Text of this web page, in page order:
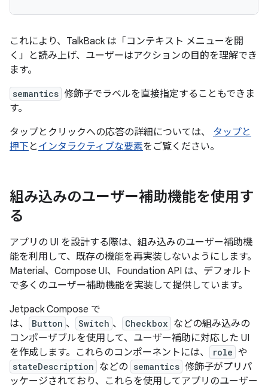
これにより、TalkBack は「コンテキスト メニューを開
く」と読み上げ、ユーザーはアクションの目的を理解でき
ます。
semantics 修飾子でラベルを直接指定することもできま
す。
タップとクリックへの応答の詳細については、 タップと
押下 と インタラクティブな要素をご覧ください。
組み込みのユーザー補助機能を使用す
る
アプリの UI を設計する際は、組み込みのユーザー補助機
能を利用して、既存の機能を再実装しないようにします。
Material、Compose UI、Foundation API は、デフォルト
で多くのユーザー補助機能を実装して提供しています。
Jetpack Compose で
は、
Button 、 Switch 、 Checkbox などの組み込みの
コンポーザブルを使用して、ユーザー補助に対応した UI
を作成します。これらのコンポーネントには、
role や
stateDescription などの semantics 修飾子がプリパ
ッケージされており、これらを使用してアプリのユーザー